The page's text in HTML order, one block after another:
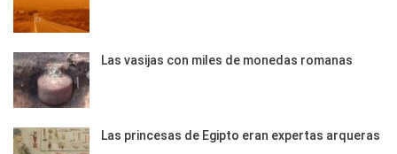
Las vasijas con miles de monedas romanas
Las princesas de Egipto eran expertas arqueras